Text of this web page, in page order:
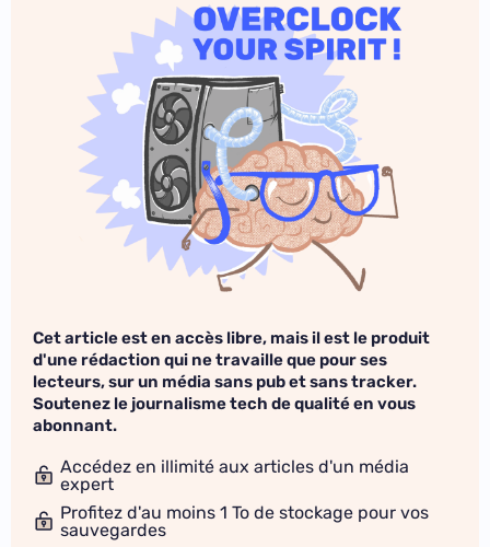
Cet article est en accès libre, mais il est le produit
d'une rédaction qui ne travaille que pour ses
lecteurs, sur un média sans pub et sans tracker.
Soutenez le journalisme tech de qualité en vous
abonnant.
Accédez en illimité aux articles d'un média
expert
Profitez d'au moins 1 To de stockage pour vos
sauvegardes